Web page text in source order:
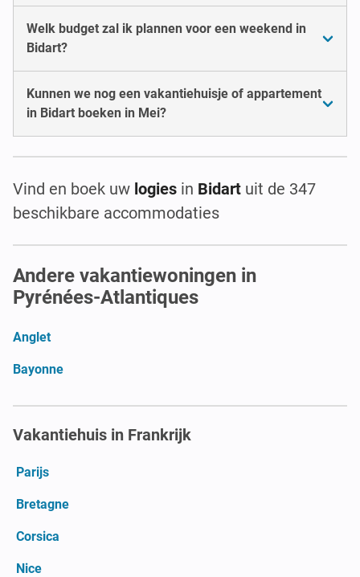
Welk budget zal ik plannen voor een weekend in
Bidart?
Kunnen we nog een vakantiehuisje of appartement
in Bidart boeken in Mei?
Vind en boek uw logies in Bidart uit de 347
beschikbare accommodaties
Andere vakantiewoningen in
Pyrénées-Atlantiques
Anglet
Bayonne
Vakantiehuis in Frankrijk
Parijs
Bretagne
Corsica
Nice